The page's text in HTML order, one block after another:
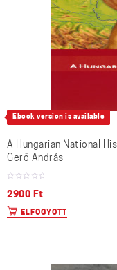
Ebook version is available
A Hungarian National
Gerő András
2900 Ft
ELFOGYOTT